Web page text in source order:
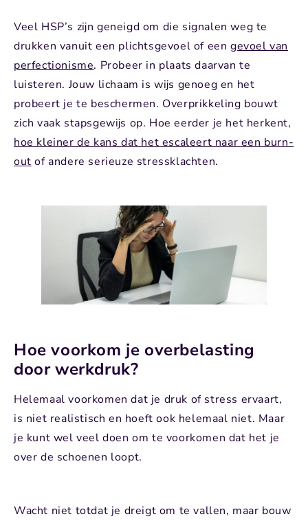
Veel HSP’s zijn geneigd om die signalen weg te
drukken vanuit een plichtsgevoel of eengevoel van
perfectionisme. Probeer in plaats daarvan te
luisteren. Jouw lichaam is wijs genoeg en het
probeert je te beschermen. Overprikkeling bouwt
zich vaak stapsgewijs op. Hoe eerder je het herkent,
hoe kleiner de kans dat het escaleert naar een burn-
out of andere serieuze stressklachten.
Hoe voorkom je overbelasting
door werkdruk?
Helemaal voorkomen dat je druk of stress ervaart,
is niet realistisch en hoeft ook helemaal niet. Maar
je kunt wel veel doen om te voorkomen dat het je
over de schoenen loopt.
Wacht niet totdat je dreigt om te vallen, maar bouw